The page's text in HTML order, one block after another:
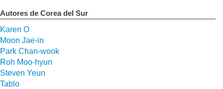
Autores de Corea del Sur
Karen O
Moon Jae-in
Park Chan-wook
Roh Moo-hyun
Steven Yeun
Tablo